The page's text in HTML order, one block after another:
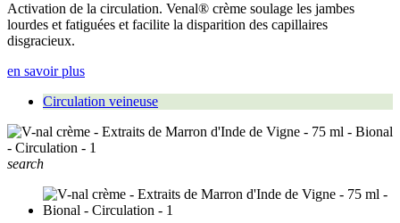
Activation de la circulation. Venal® crème soulage les jambes
lourdes et fatiguées et facilite la disparition des capillaires
disgracieux.
en savoir plus
Circulation veineuse
search